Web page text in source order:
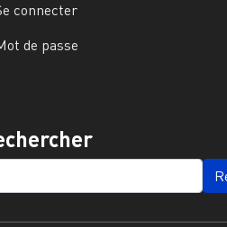
connecter
de passe